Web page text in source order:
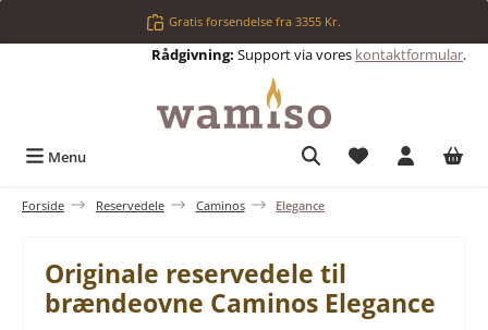
Gratis forsendelse fra 3355 Kr.
Rådgivning: Support via vores kontaktformular.
Menu Du har 0
Forside Reservedele Caminos Elegance
Originale reservedele til
brændeovne Caminos Elegance